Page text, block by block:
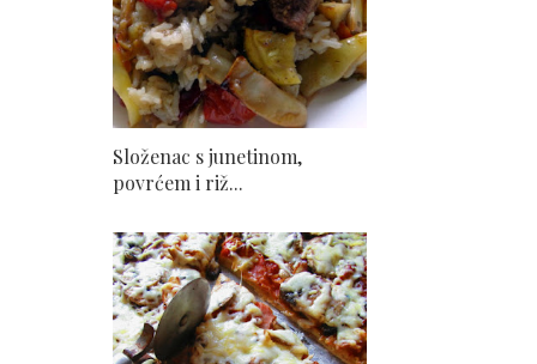
Složenac s junetinom,
povrćem i riž...